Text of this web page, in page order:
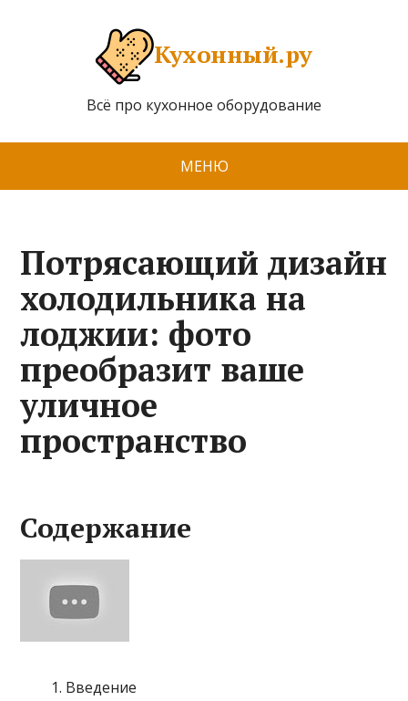
Кухонный.ру
Всё про кухонное оборудование
МЕНЮ
Потрясающий дизайн
холодильника на
лоджии: фото
преобразит ваше
уличное
пространство
Содержание
Введение